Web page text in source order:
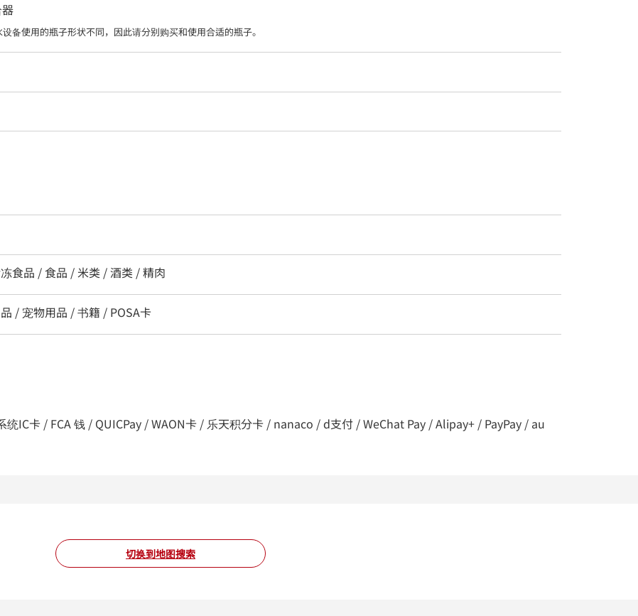
备使用的瓶子形状不同，因此请分别购买和使用合适的瓶子。
食品 / 食品 / 米类 / 酒类 / 精肉
/ 宠物用品 / 书籍 / POSA卡
IC卡 / FCA 钱 / QUICPay / WAON卡 / 乐天积分卡 / nanaco / d支付 / WeChat Pay / Alipay+ / PayPay / au
切换到地图搜索